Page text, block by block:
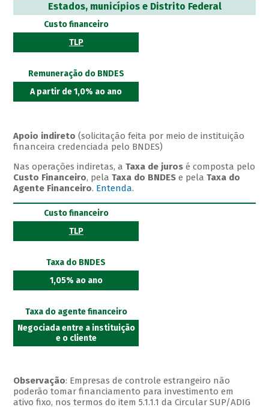
Estados, municípios e Distrito Federal
Custo financeiro
TLP
Remuneração do BNDES
A partir de 1,0% ao ano
Apoio indireto(solicitação feita por meio de instituição
financeira credenciada pelo BNDES)
Nas operações indiretas, aTaxa de juros é composta pelo
Custo Financeiro, pelaTaxa do BNDES e pelaTaxa do
Agente Financeiro. Entenda.
Custo financeiro
TLP
Taxa do BNDES
1,05% ao ano
Taxa do agente financeiro
Negociada entre a instituição
e o cliente
Observação: Empresas de controle estrangeiro não
poderão tomar financiamento para investimento em
ativo fixo, nos termos do item 5.1.1.1 da Circular SUP/ADIG